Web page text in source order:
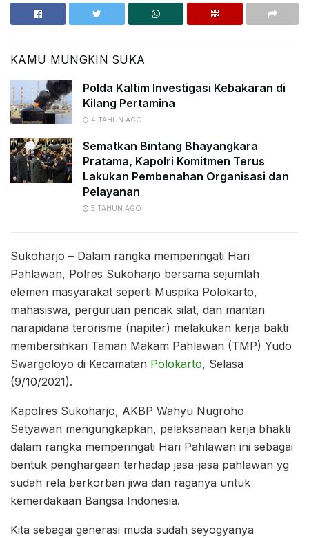
KAMU MUNGKIN SUKA
Polda Kaltim Investigasi Kebakaran di
Kilang Pertamina
4 TAHUN AGO
Sematkan Bintang Bhayangkara
Pratama, Kapolri Komitmen Terus
Lakukan Pembenahan Organisasi dan
Pelayanan
5 TAHUN AGO
Sukoharjo – Dalam rangka memperingati Hari
Pahlawan, Polres Sukoharjo bersama sejumlah
elemen masyarakat seperti Muspika Polokarto,
mahasiswa, perguruan pencak silat, dan mantan
narapidana terorisme (napiter) melakukan kerja bakti
membersihkan Taman Makam Pahlawan (TMP) Yudo
Swargoloyo di Kecamatan Polokarto, Selasa
(9/10/2021).
Kapolres Sukoharjo, AKBP Wahyu Nugroho
Setyawan mengungkapkan, pelaksanaan kerja bhakti
dalam rangka memperingati Hari Pahlawan ini sebagai
bentuk penghargaan terhadap jasa-jasa pahlawan yg
sudah rela berkorban jiwa dan raganya untuk
kemerdakaan Bangsa Indonesia.
Kita sebagai generasi muda sudah seyogyanya